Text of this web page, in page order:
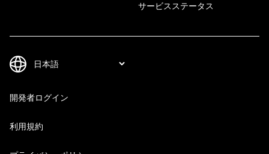
サービスステータス
開発者ログイン
利用規約